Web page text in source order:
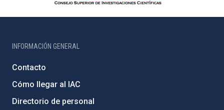
INFORMACIÓN GENERAL
Contacto
Cómo llegar al IAC
Directorio de personal